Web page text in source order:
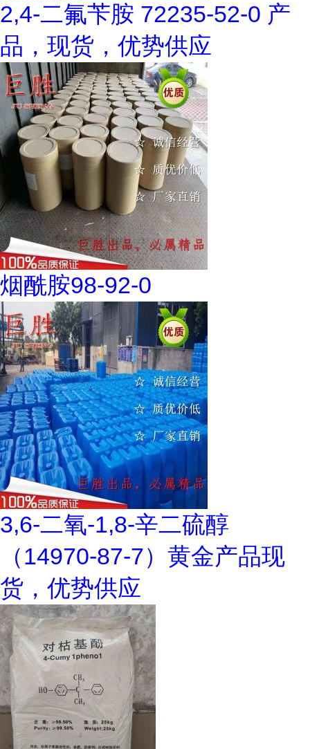
2,4-二氟苄胺 72235-52-0 产
品，现货，优势供应
烟酰胺98-92-0
3,6-二氧-1,8-辛二硫醇
（14970-87-7）黄金产品现
货，优势供应